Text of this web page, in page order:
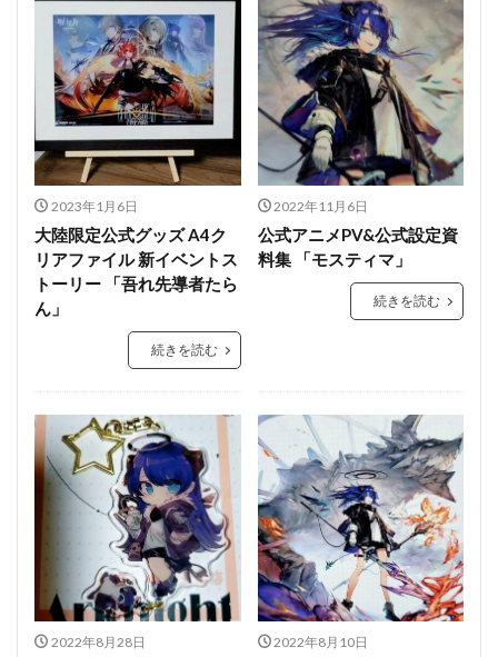
2023年1月6日
大陸限定公式グッズ A4ク
リアファイル 新イベントス
トーリー 「吾れ先導者たら
ん」
続きを読む
2022年11月6日
公式アニメPV&公式設定資
料集 「モスティマ」
続きを読む
2022年8月28日 2022年8月10日